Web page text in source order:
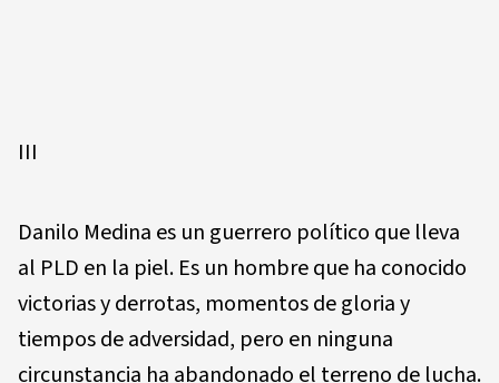
III
Danilo Medina es un guerrero político que lleva
al PLD en la piel. Es un hombre que ha conocido
victorias y derrotas, momentos de gloria y
tiempos de adversidad, pero en ninguna
circunstancia ha abandonado el terreno de lucha.